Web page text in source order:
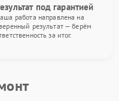
под гарантией
работа направлена на
результат — берём
за итог.